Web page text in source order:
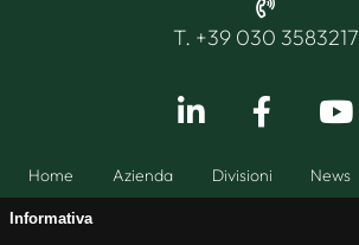
Informativa
Home Azienda Divisioni News
T. +39 030 3583217